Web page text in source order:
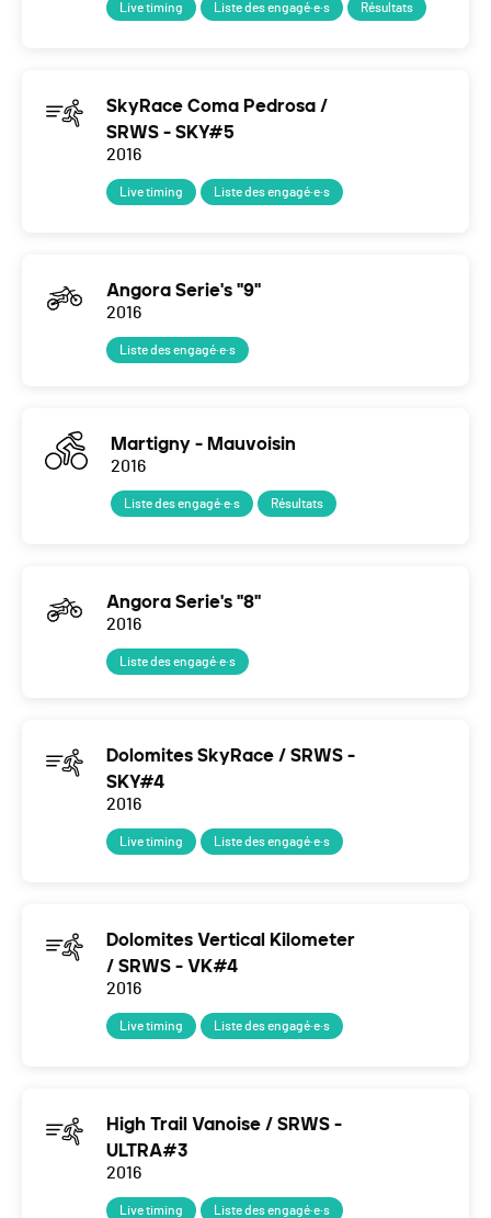
Live timing Liste des engagé·e·s Résultats
SkyRace Coma Pedrosa /
SRWS - SKY#5
2016
Live timing Liste des engagé·e·s
Angora Serie's "9"
2016
Liste des engagé·e·s
Martigny - Mauvoisin
2016
Liste des engagé·e·s Résultats
Angora Serie's "8"
2016
Liste des engagé·e·s
Dolomites SkyRace / SRWS -
SKY#4
2016
Live timing Liste des engagé·e·s
Dolomites Vertical Kilometer
/ SRWS - VK#4
2016
Live timing Liste des engagé·e·s
High Trail Vanoise / SRWS -
ULTRA#3
2016
Live timing Liste des engagé·e·s